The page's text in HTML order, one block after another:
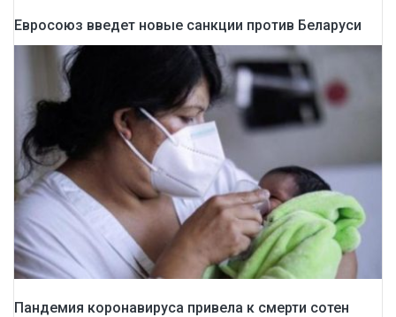
Евросоюз введет новые санкции против Беларуси
Пандемия коронавируса привела к смерти сотен